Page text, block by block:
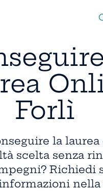
Forlì
la
scelta senza
Richiedi
nella